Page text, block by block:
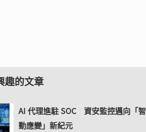
趣的文章
AI 代理進駐 SOC 資安監控邁向「智
動應變」新紀元